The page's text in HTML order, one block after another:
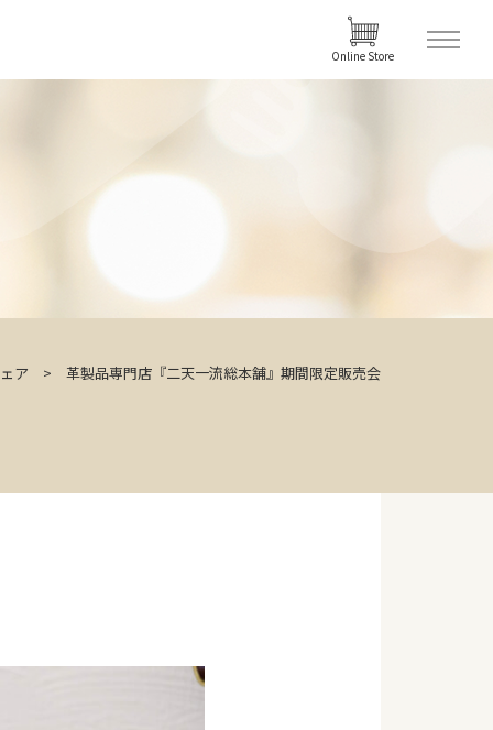
Online Store
ア 革製品専門店『二天一流総本舗』期間限定販売会